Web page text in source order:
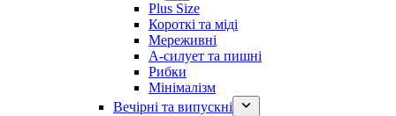
Plus Size
Короткі та міді
Мереживні
А-силует та пишні
Рибки
Мінімалізм
Вечірні та випускні